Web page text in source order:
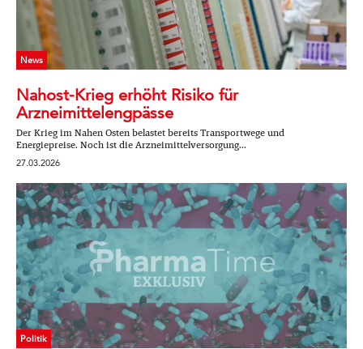
News
Nahost-Krieg erhöht Risiko für
Arzneimittelengpässe
Der Krieg im Nahen Osten belastet bereits Transportwege und
Energiepreise. Noch ist die Arzneimittelversorgung...
27.03.2026
Politik